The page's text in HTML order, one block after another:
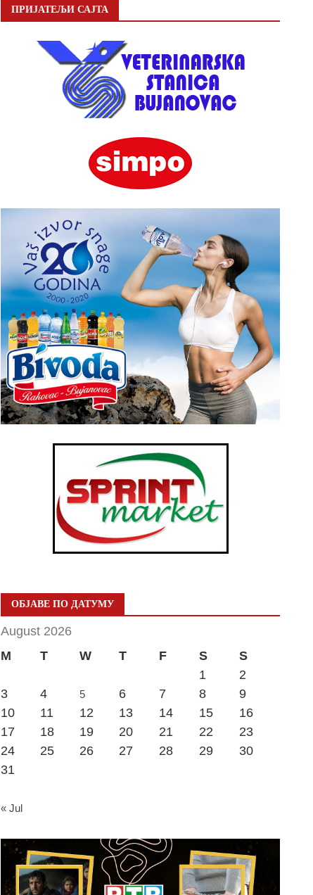
ПРИЈАТЕЉИ САЈТА
ОБЈАВЕ ПО ДАТУМУ
August 2026
M
T W T F S
S
1
2
3
4 5 6 7 8
9
10
11 12 13 14 15
16
17
18 19 20 21 22
23
24
25 26 27 28 29
30
31
« Jul